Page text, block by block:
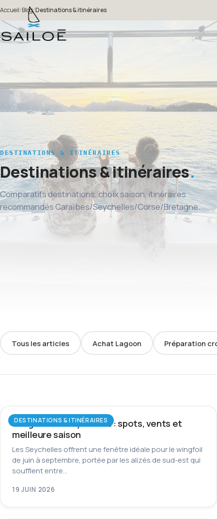
Accueil/Blog/Destinations & itinéraires
DESTINATIONS & ITINÉRAIRES
Destinations & itinéraires
Comparatifs destinations, choix saison, itinéraires
recommandés Caraïbes/Seychelles/Corse/Bretagne.
Tous les articles Achat Lagoon Préparation
DESTINATIONS & ITINÉRAIRES
Wingfoil aux Seychelles : spots, vents et
meilleure saison
Les Seychelles offrent une fenêtre idéale pour le wingfoil
de juin à septembre, portée par les alizés de sud-est qui
soufflent entre…
19 JUIN 2026